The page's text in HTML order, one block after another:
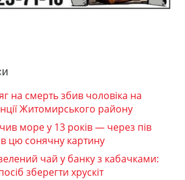
на смерть збив чоловіка на
Житомирського району
море у 13 років — через пів
цю сонячну картину
чай у банку з кабачками:
зберегти хрускіт